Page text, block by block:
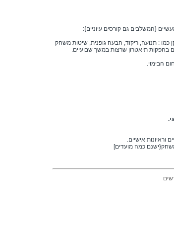
{המשלבים גם קורסים עיוניים}:
כמו : תנועה, ריקוד, הבעה גופנית, שיטות משחק
בהפקות תיאטרון שרצות במשך שבועיים.
הבימוי.
וראיונות אישיים.
כמה מועדים]